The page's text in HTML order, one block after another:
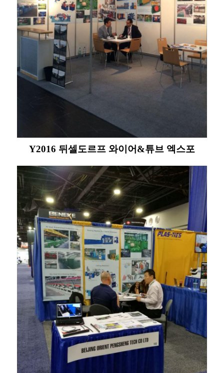
Y2016 뒤셀도르프 와이어&튜브 엑스포